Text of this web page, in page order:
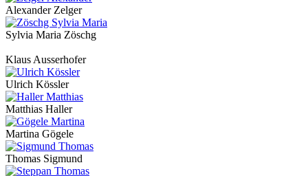
Alexander Zelger
Sylvia Maria Zöschg
Klaus Ausserhofer
Ulrich Kössler
Matthias Haller
Martina Gögele
Thomas Sigmund